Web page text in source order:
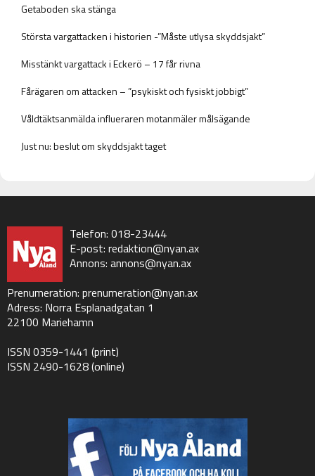
Getaboden ska stänga
Största vargattacken i historien -”Måste utlysa skyddsjakt”
Misstänkt vargattack i Eckerö – 17 får rivna
Fårägaren om attacken – ”psykiskt och fysiskt jobbigt”
Våldtäktsanmälda influeraren motanmäler målsägande
Just nu: beslut om skyddsjakt taget
Telefon: 018-23444
E-post: redaktion@nyan.ax
Annons: annons@nyan.ax
Prenumeration: prenumeration@nyan.ax
Adress: Norra Esplanadgatan 1
22100 Mariehamn
ISSN 0359-1441 (print)
ISSN 2490-1628 (online)